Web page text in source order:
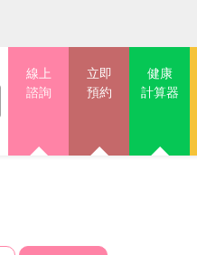
線上
諮詢
立即
預約
健康
計算器